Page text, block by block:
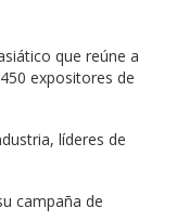
que reúne a
expositores de
líderes de
campaña de